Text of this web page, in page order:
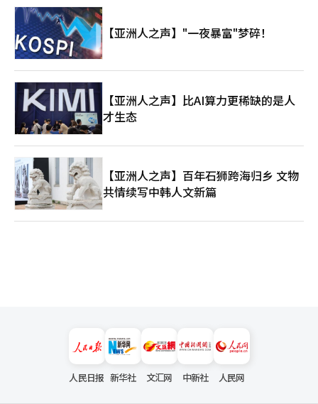
生率，就必须首先创造一个不因生育和育儿而受到不利影响的工作
环境。 网友们一致认为：“社会应当让请育儿假的人不必感到愧
疚”，“养育孩子的员工不应被视为给公司带来负担的人”，“要
让制度不再只是纸上谈兵，必须改变现场氛围”。人们对育儿假能
否成为一种理所当然的权利充满关注。※ 本报道经人工智能（AI）
系统翻译与编辑。
【亚洲人之声】"一夜暴富"梦碎！
【亚洲人之声】比AI算力更稀缺的是人
才生态
【亚洲人之声】百年石狮跨海归乡 文物
共情续写中韩人文新篇
人民日报 新华社 文汇网 中新社 人民网